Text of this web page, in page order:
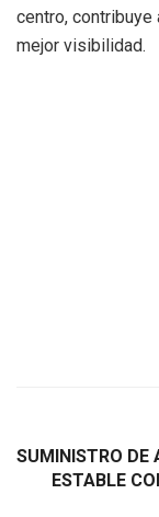
centro, contribuye
mejor visibilidad.
SUMINISTRO DE
ESTABLE